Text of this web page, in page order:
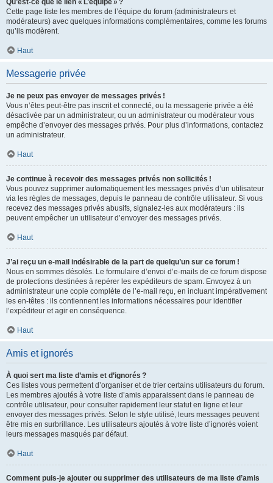
Qu’est-ce que le lien « L’équipe » ?
Cette page liste les membres de l’équipe du forum (administrateurs et
modérateurs) avec quelques informations complémentaires, comme les forums
qu’ils modèrent.
Haut
Messagerie privée
Je ne peux pas envoyer de messages privés !
Vous n’êtes peut-être pas inscrit et connecté, ou la messagerie privée a été
désactivée par un administrateur, ou un administrateur ou modérateur vous
empêche d’envoyer des messages privés. Pour plus d’informations, contactez
un administrateur.
Haut
Je continue à recevoir des messages privés non sollicités !
Vous pouvez supprimer automatiquement les messages privés d’un utilisateur
via les règles de messages, depuis le panneau de contrôle utilisateur. Si vous
recevez des messages privés abusifs, signalez-les aux modérateurs : ils
peuvent empêcher un utilisateur d’envoyer des messages privés.
Haut
J’ai reçu un e-mail indésirable de la part de quelqu’un sur ce forum !
Nous en sommes désolés. Le formulaire d’envoi d’e-mails de ce forum dispose
de protections destinées à repérer les expéditeurs de spam. Envoyez à un
administrateur une copie complète de l’e-mail reçu, en incluant impérativement
les en-têtes : ils contiennent les informations nécessaires pour identifier
l’expéditeur et agir en conséquence.
Haut
Amis et ignorés
À quoi sert ma liste d’amis et d’ignorés ?
Ces listes vous permettent d’organiser et de trier certains utilisateurs du forum.
Les membres ajoutés à votre liste d’amis apparaissent dans le panneau de
contrôle utilisateur, pour consulter rapidement leur statut en ligne et leur
envoyer des messages privés. Selon le style utilisé, leurs messages peuvent
être mis en surbrillance. Les utilisateurs ajoutés à votre liste d’ignorés voient
leurs messages masqués par défaut.
Haut
Comment puis-je ajouter ou supprimer des utilisateurs de ma liste d’amis